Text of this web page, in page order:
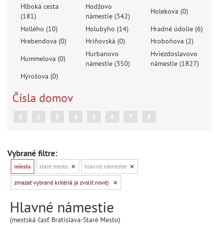
Hlboká cesta
(181)
Hodžovo
námestie (342)
Holekova (0)
Hollého (10)
Holubyho (14)
Hradné údolie (6)
Hrebendova (0)
Hriňovská (0)
Hroboňova (2)
Hummelova (0)
Hurbanovo
námestie (350)
Hviezdoslavovo
námestie (1827)
Hýrošova (0)
Čísla domov
1 2 3 4 5 6 7 8
Vybrané filtre:
miesta staré mesto hlavné námestie
zmazať vybrané kritériá (a zvoliť nové)
Hlavné námestie
(mestská časť Bratislava-Staré Mesto)